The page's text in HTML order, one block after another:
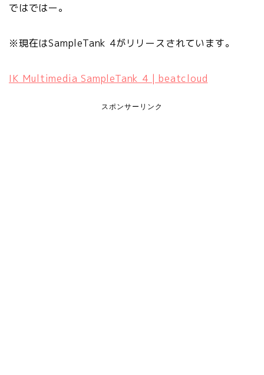
ではではー。
※現在はSampleTank 4がリリースされています。
IK Multimedia SampleTank 4 | beatcloud
スポンサーリンク